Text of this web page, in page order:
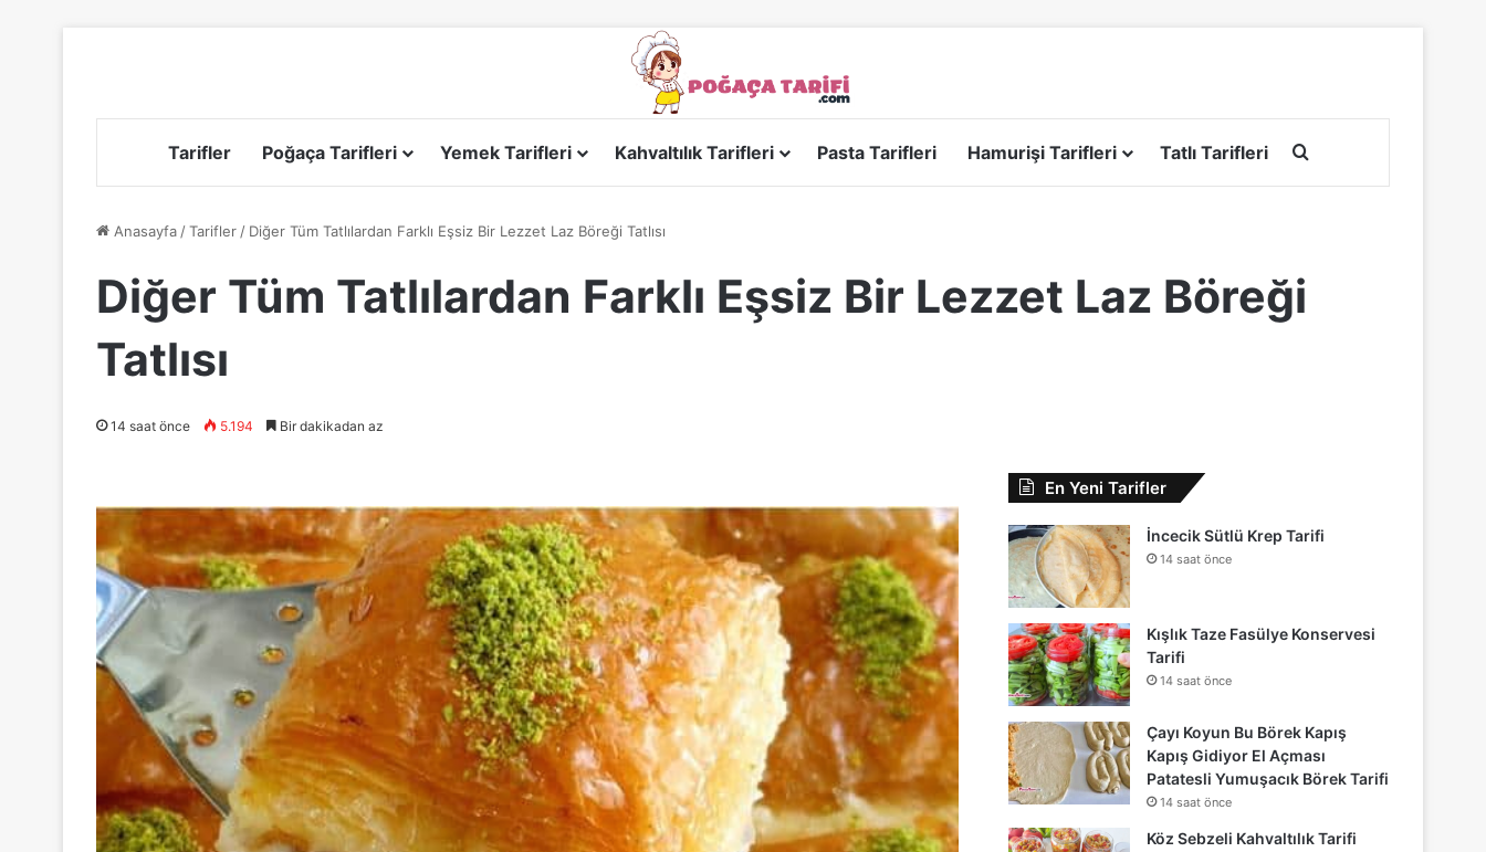
Tarifler Poğaça Tarifleri Yemek Tarifleri Kahvaltılık Tarifleri Pasta Tarifleri Hamurişi Tarifleri Tatlı Tarifleri
Anasayfa /Tarifler / Diğer Tüm Tatlılardan Farklı Eşsiz Bir Lezzet Laz Böreği Tatlısı
Diğer Tüm Tatlılardan Farklı Eşsiz Bir Lezzet Laz Böreği
Tatlısı
14 saat önce 5.194 Bir dakikadan az
En Yeni Tarifler
İncecik Sütlü Krep Tarifi
14 saat önce
Kışlık Taze Fasülye Konservesi
Tarifi
14 saat önce
Çayı Koyun Bu Börek Kapış
Kapış Gidiyor El Açması
Patatesli Yumuşacık Börek Tarifi
14 saat önce
Köz Sebzeli Kahvaltılık Tarifi